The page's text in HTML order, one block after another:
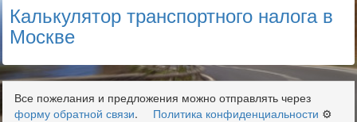
Калькулятор транспортного налога в
Москве
Все пожелания и предложения можно отправлять через
форму обратной связи. Политика конфиденциальности ⚙️